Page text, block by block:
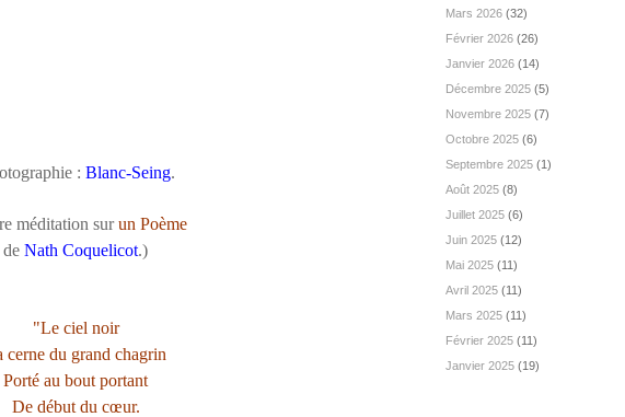
: Blanc-Seing.
méditation sur un Poème
de Nath Coquelicot.)
"Le ciel noir
cerne du grand chagrin
Porté au bout portant
De début du cœur.
Mars 2026 (32)
Février 2026 (26)
Janvier 2026 (14)
Décembre 2025 (5)
Novembre 2025 (7)
Octobre 2025 (6)
Septembre 2025 (1)
Août 2025 (8)
Juillet 2025 (6)
Juin 2025 (12)
Mai 2025 (11)
Avril 2025 (11)
Mars 2025 (11)
Février 2025 (11)
Janvier 2025 (19)